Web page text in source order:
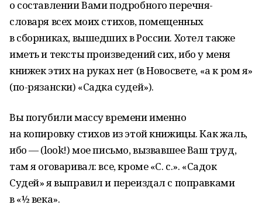
о составлении Вами подробного перечня-
словаря всех моих стихов, помещенных
в сборниках, вышедших в России. Хотел также
иметь и тексты произведений сих, ибо у меня
книжек этих на руках нет (в Новосвете, «а к ром я»
(по-рязански) «Садка судей»).
Вы погубили массу времени именно
на копировку стихов из этой книжицы. Как жаль,
ибо — (look!) мое письмо, вызвавшее Ваш труд,
там я оговаривал: все, кроме «С. с.». «Садок
Судей» я выправил и переиздал с поправками
в «½ века».